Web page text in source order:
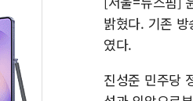
밝혔다. 기존
였다.
진성준 민주당